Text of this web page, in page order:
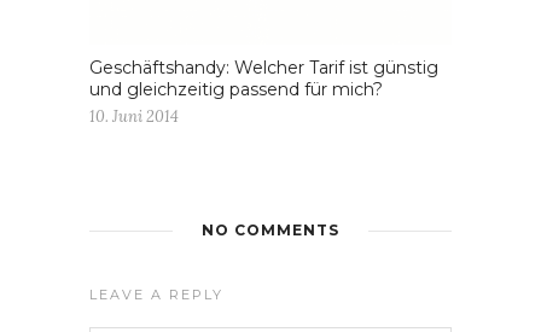
Geschäftshandy: Welcher Tarif ist günstig
und gleichzeitig passend für mich?
10. Juni 2014
NO COMMENTS
LEAVE A REPLY